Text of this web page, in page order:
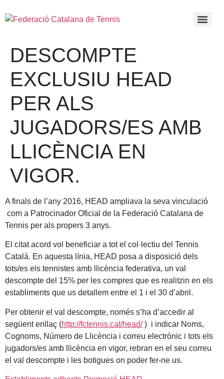
DESCOMPTE
EXCLUSIU HEAD
PER ALS
JUGADORS/ES AMB
LLICÈNCIA EN
VIGOR.
A finals de l’any 2016, HEAD ampliava la seva vinculació
com a Patrocinador Oficial de la Federació Catalana de
Tennis per als propers 3 anys.
El citat acord vol beneficiar a tot el col·lectiu del Tennis
Català. En aquesta línia, HEAD posa a disposició dels
tots/es els tennistes amb llicència federativa, un val
descompte del 15% per les compres que es realitzin en els
establiments que us detallem entre el 1 i el 30 d’abril.
Per obtenir el val descompte, només s’ha d’accedir al
següent enllaç (http://fctennis.cat/head/) i indicar Noms,
Cognoms, Número de Llicència i correu electrònic i tots els
jugadors/es amb llicència en vigor, rebran en el seu correu
el val descompte i les botigues on poder fer-ne us.